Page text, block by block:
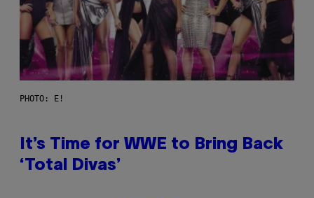
PHOTO: E!
It’s Time for WWE to Bring Back
‘Total Divas’